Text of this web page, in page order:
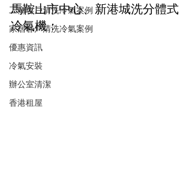
工商客戶清洗冷氣案例
家居客戶清洗冷氣案例
優惠資訊
冷氣安裝
辦公室清潔
香港租屋
馬鞍山市中心、新港城洗分體式
冷氣機：